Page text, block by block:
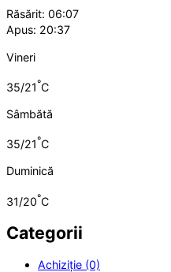
Răsărit: 06:07
Apus: 20:37
Vineri
35/21°C
Sâmbătă
35/21°C
Duminică
31/20°C
Categorii
Achiziție (0)